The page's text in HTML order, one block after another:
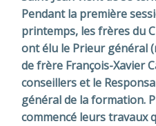
Pendant la première
printemps, les frères du
ont élu le Prieur général
de frère François-Xavier
conseillers et le
général de la formation.
commencé leurs travaux